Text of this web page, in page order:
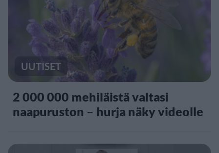
UUTISET
2 000 000 mehiläistä valtasi
naapuruston – hurja näky videolle